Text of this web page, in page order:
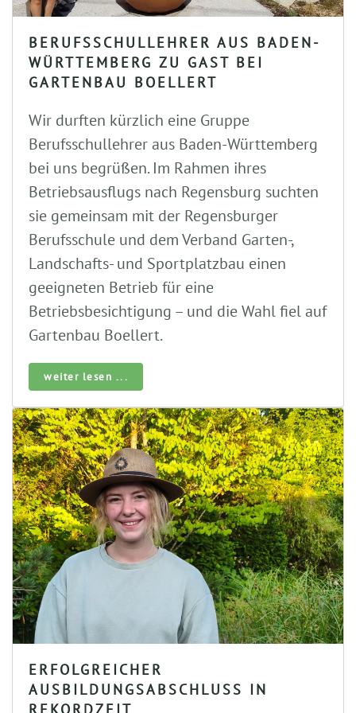
BERUFSSCHULLEHRER AUS BADEN-
WÜRTTEMBERG ZU GAST BEI
GARTENBAU BOELLERT
Wir durften kürzlich eine Gruppe
Berufsschullehrer aus Baden-Württemberg
bei uns begrüßen. Im Rahmen ihres
Betriebsausflugs nach Regensburg suchten
sie gemeinsam mit der Regensburger
Berufsschule und dem Verband Garten-,
Landschafts- und Sportplatzbau einen
geeigneten Betrieb für eine
Betriebsbesichtigung – und die Wahl fiel auf
Gartenbau Boellert.
weiter lesen ...
ERFOLGREICHER
AUSBILDUNGSABSCHLUSS IN